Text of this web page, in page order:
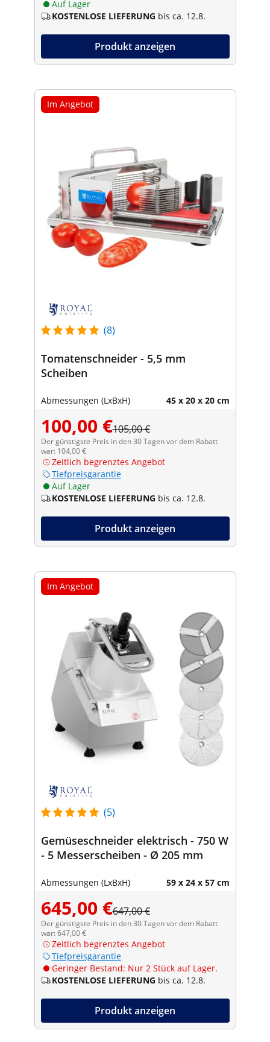
Auf Lager
KOSTENLOSE LIEFERUNG bis ca. 12.8.
Produkt anzeigen
Im Angebot
(8)
Tomatenschneider - 5,5 mm
Scheiben
Abmessungen (LxBxH) 45 x 20 x 20 cm
100,00 €105,00 €
Der günstigste Preis in den 30 Tagen vor dem Rabatt
war: 104,00 €
Zeitlich begrenztes Angebot
Tiefpreisgarantie
Auf Lager
KOSTENLOSE LIEFERUNG bis ca. 12.8.
Produkt anzeigen
Im Angebot
(5)
Gemüseschneider elektrisch - 750 W
- 5 Messerscheiben - Ø 205 mm
Abmessungen (LxBxH) 59 x 24 x 57 cm
645,00 €647,00 €
Der günstigste Preis in den 30 Tagen vor dem Rabatt
war: 647,00 €
Zeitlich begrenztes Angebot
Tiefpreisgarantie
Geringer Bestand: Nur 2 Stück auf Lager.
KOSTENLOSE LIEFERUNG bis ca. 12.8.
Produkt anzeigen